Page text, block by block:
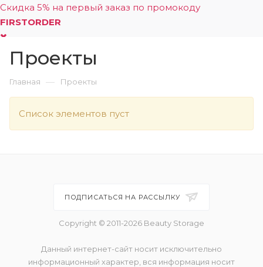
Скидка 5% на первый заказ по промокоду
FIRSTORDER
Проекты
Главная — Проекты
Список элементов пуст
ПОДПИСАТЬСЯ НА РАССЫЛКУ
Copyright © 2011-2026 Beauty Storage
Данный интернет-сайт носит исключительно
информационный характер, вся информация носит